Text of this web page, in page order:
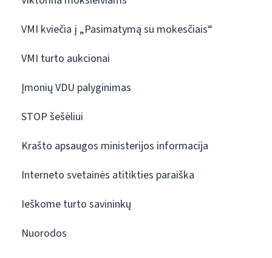
VMI kviečia į „Pasimatymą su mokesčiais“
VMI turto aukcionai
Įmonių VDU palyginimas
STOP šešėliui
Krašto apsaugos ministerijos informacija
Interneto svetainės atitikties paraiška
Ieškome turto savininkų
Nuorodos